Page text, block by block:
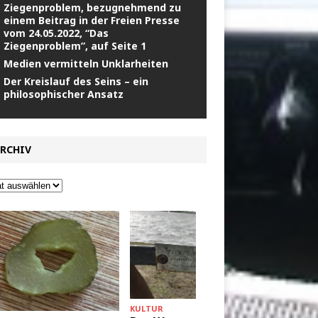
Ziegenproblem, bezugnehmend zu
einem Beitrag in der Freien Presse
vom 24.05.2022, “Das
Ziegenproblem”, auf Seite 1
Medien vermitteln Unklarheiten
Der Kreislauf des Seins – ein
philosophischer Ansatz
KULTUR